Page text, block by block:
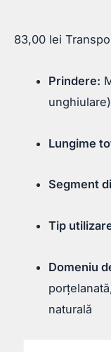
83,00 lei
Prindere:
unghiulare)
Lungime
Segment
Tip
Domeniu
naturală